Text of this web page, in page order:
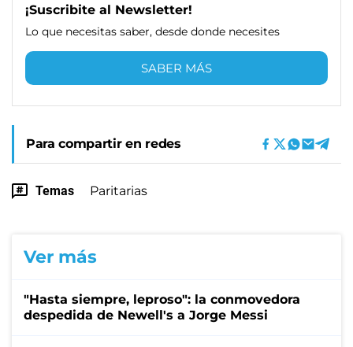
¡Suscribite al Newsletter!
Lo que necesitas saber, desde donde necesites
SABER MÁS
Para compartir en redes
Temas Paritarias
Ver más
"Hasta siempre, leproso": la conmovedora
despedida de Newell's a Jorge Messi